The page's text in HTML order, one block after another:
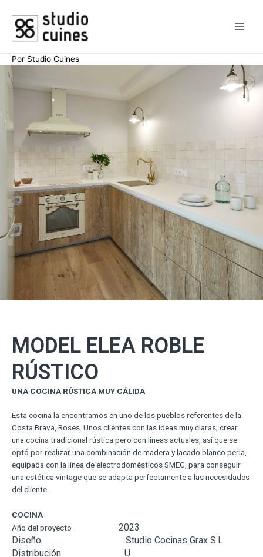
Por Studio Cuines
MODEL ELEA ROBLE
RÚSTICO
UNA COCINA RÚSTICA MUY CÁLIDA
Esta cocina la encontramos en uno de los pueblos referentes de la
Costa Brava, Roses. Unos clientes con las ideas muy claras; crear
una cocina tradicional rústica pero con líneas actuales, así que se
optó por realizar una combinación de madera y lacado blanco perla,
equipada con la línea de electrodomésticos SMEG, para conseguir
una estética vintage que se adapta perfectamente a las necesidades
del cliente.
COCINA
Año del proyecto
2023
Diseño
Studio Cocinas Grax S.L
Distribución U